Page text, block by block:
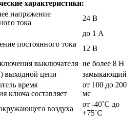
характеристики:
напряжение
тока
24 В
до 1 А
постоянного тока
12 В
выключателя не более 8 Н
выходной цепи
замыкающий
время
ключа составляет
от 100 до 200
мс
воздуха
от -40˚С до
+75˚С